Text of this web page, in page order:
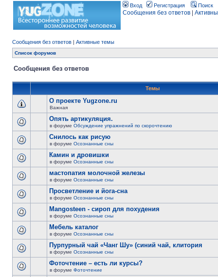
Вход Регистрация Поиск
Сообщения без ответов
Сообщения без ответов | Активные темы
Список форумов
Сообщения без ответов
Темы
О проекте Yugzone.ru
Важная
Опять артикуляция.
в форуме Обсуждение упражнений по скорочтению
Снилось как рисую
в форуме Осознанные сны
Камин и дровишки
в форуме Осознанные сны
мастопатия молочной железы
в форуме Осознанные сны
Просветление и йога-сна
в форуме Осознанные сны
Mangosteen - сироп для похудения
в форуме Осознанные сны
Мебель каталог
в форуме Осознанные сны
Пурпурный чай «Чанг Шу» (синий чай, клитория
в форуме Осознанные сны
Фоточтение – есть ли курсы?
в форуме Фоточтение